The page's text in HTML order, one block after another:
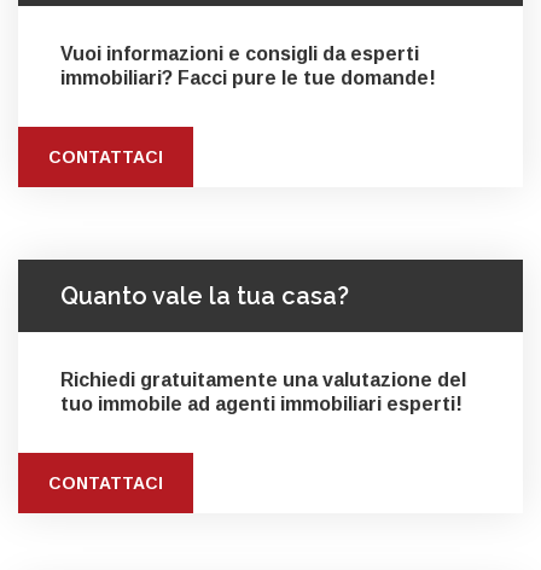
Vuoi informazioni e consigli da esperti
immobiliari? Facci pure le tue domande!
CONTATTACI
Quanto vale la tua casa?
Richiedi gratuitamente una valutazione del
tuo immobile ad agenti immobiliari esperti!
CONTATTACI